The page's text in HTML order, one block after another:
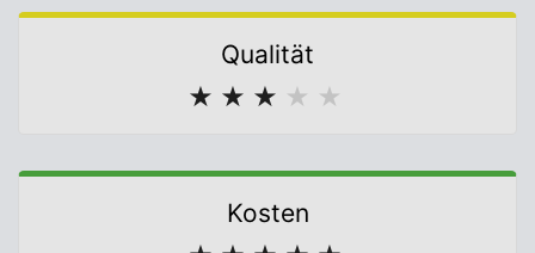
Qualität
★ ★ ★ ★ ★
Kosten